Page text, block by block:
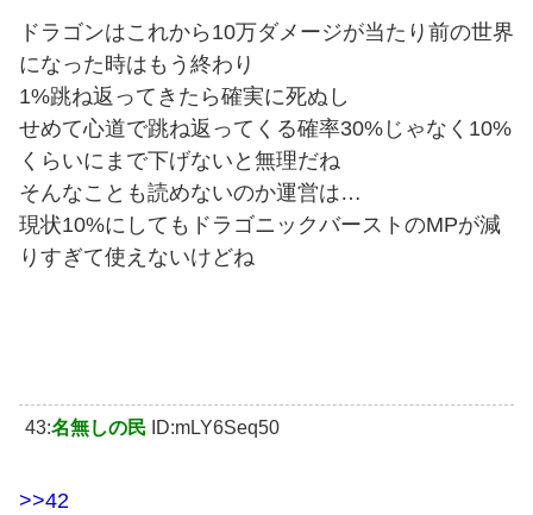
ドラゴンはこれから10万ダメージが当たり前の世界
になった時はもう終わり
1%跳ね返ってきたら確実に死ぬし
せめて心道で跳ね返ってくる確率30%じゃなく10%
くらいにまで下げないと無理だね
そんなことも読めないのか運営は…
現状10%にしてもドラゴニックバーストのMPが減
りすぎて使えないけどね
43:名無しの民 ID:mLY6Seq50
>>42